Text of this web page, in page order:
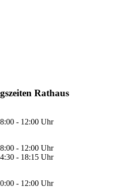
Rathaus
- 12:00 Uhr
- 12:00 Uhr
- 18:15 Uhr
- 12:00 Uhr